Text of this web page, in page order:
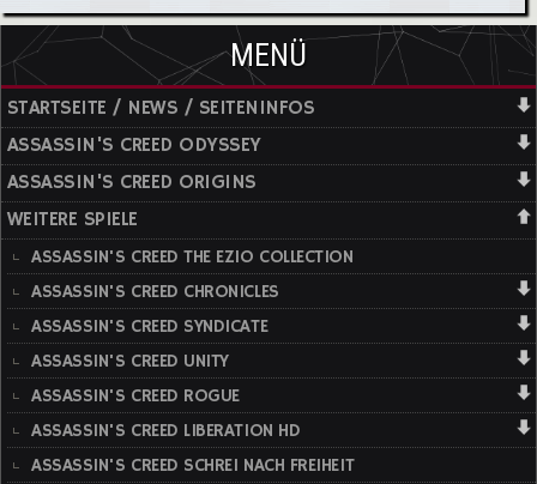
MENÜ
STARTSEITE / NEWS / SEITENINFOS
ASSASSIN'S CREED ODYSSEY
ASSASSIN'S CREED ORIGINS
WEITERE SPIELE
ASSASSIN'S CREED THE EZIO COLLECTION
ASSASSIN'S CREED CHRONICLES
ASSASSIN'S CREED SYNDICATE
ASSASSIN'S CREED UNITY
ASSASSIN'S CREED ROGUE
ASSASSIN'S CREED LIBERATION HD
ASSASSIN'S CREED SCHREI NACH FREIHEIT